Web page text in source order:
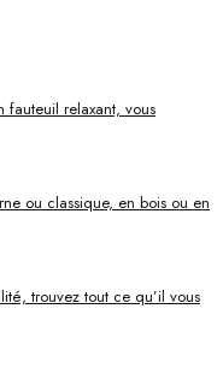
relaxant, vous
ou classique, en bois ou en
trouvez tout ce qu’il vous